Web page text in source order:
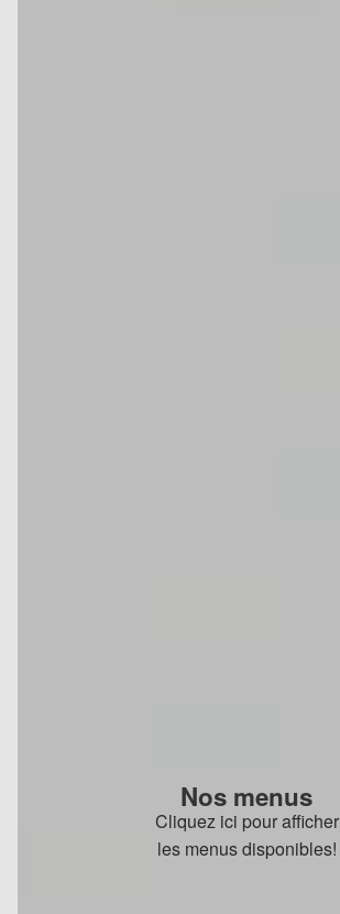
Nos menus
Cliquez ici pour afficher
les menus disponibles!